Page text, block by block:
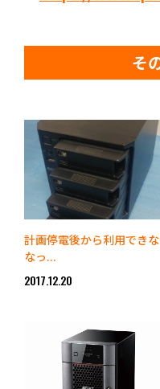
そ
計画停電後から利用できな
なっ...
2017.12.20